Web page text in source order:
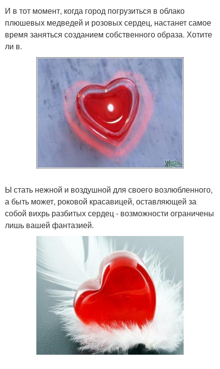
И в тот момент, когда город погрузиться в облако
плюшевых медведей и розовых сердец, настанет самое
время заняться созданием собственного образа. Хотите
ли в.
Ы стать нежной и воздушной для своего возлюбленного,
а быть может, роковой красавицей, оставляющей за
собой вихрь разбитых сердец - возможности ограничены
лишь вашей фантазией.